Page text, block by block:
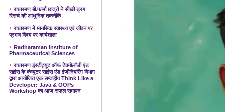
राधारमण बी.फार्मा छात्रों ने सीखी ड्रग
रिसर्च की आधुनिक तकनीकें
राधारमण में मानसिक स्वास्थ्य एवं जीवन पर
प्रभाव विषय पर कार्यशाला
Radharaman Institute of
Pharmaceutical Sciences
राधारमण इंस्टीट्यूट ऑफ टेक्नोलॉजी एंड
साइंस के कंप्यूटर साइंस एंड इंजीनियरिंग विभाग
द्वारा आयोजित एक सप्ताहीय Think Like a
Developer: Java & OOPs
Workshop का आज सफल समापन